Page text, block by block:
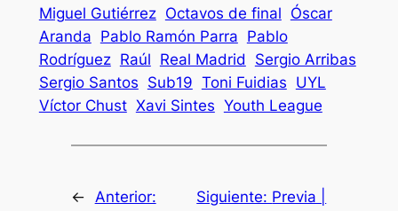
Miguel Gutiérrez Octavos de final Óscar
Aranda Pablo Ramón Parra Pablo
Rodríguez Raúl Real Madrid
Sergio Arribas
Sergio Santos Sub19 Toni Fuidias UYL
Víctor Chust Xavi Sintes Youth League
← Anterior:
Siguiente: Previa |